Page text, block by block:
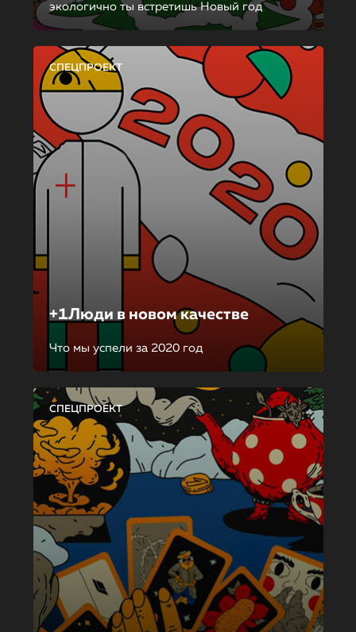
экологично ты встретишь Новый год
СПЕЦПРОЕКТ
+1Люди в новом качестве
Что мы успели за 2020 год
СПЕЦПРОЕКТ